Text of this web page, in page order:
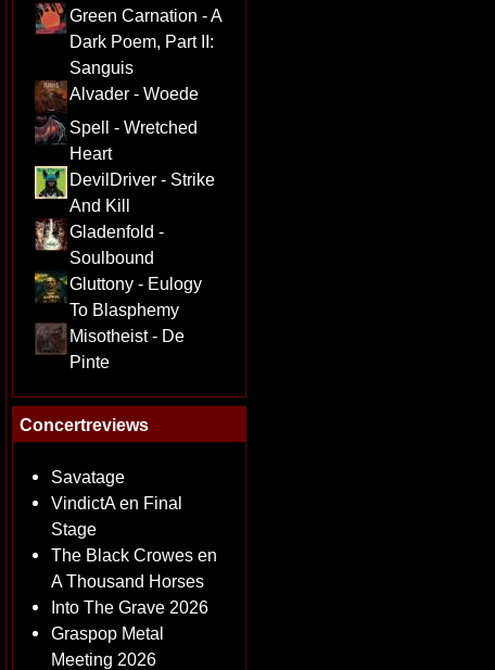
Green Carnation - A
Dark Poem, Part II:
Sanguis
Alvader - Woede
Spell - Wretched
Heart
DevilDriver - Strike
And Kill
Gladenfold -
Soulbound
Gluttony - Eulogy
To Blasphemy
Misotheist - De
Pinte
Concertreviews
Savatage
VindictA en Final
Stage
The Black Crowes en
A Thousand Horses
Into The Grave 2026
Graspop Metal
Meeting 2026